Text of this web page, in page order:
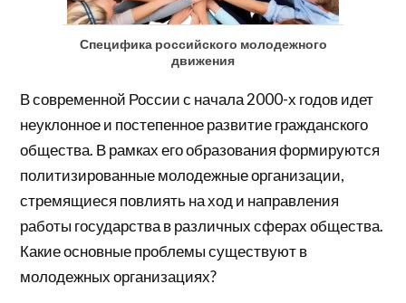
Специфика российского молодежного
движения
В современной России с начала 2000-х годов идет
неуклонное и постепенное развитие гражданского
общества. В рамках его образования формируются
политизированные молодежные организации,
стремящиеся повлиять на ход и направления
работы государства в различных сферах общества.
Какие основные проблемы существуют в
молодежных организациях?